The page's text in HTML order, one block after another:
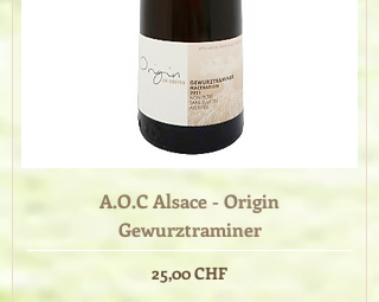
A.O.C Alsace - Origin
Gewurztraminer
Prix
25,00 CHF